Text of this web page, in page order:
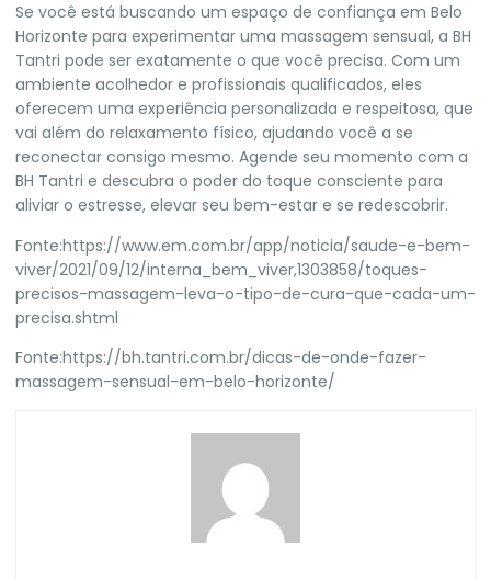
Se você está buscando um espaço de confiança em Belo
Horizonte para experimentar uma massagem sensual, a BH
Tantri pode ser exatamente o que você precisa. Com um
ambiente acolhedor e profissionais qualificados, eles
oferecem uma experiência personalizada e respeitosa, que
vai além do relaxamento físico, ajudando você a se
reconectar consigo mesmo. Agende seu momento com a
BH Tantri e descubra o poder do toque consciente para
aliviar o estresse, elevar seu bem-estar e se redescobrir.
Fonte:https://www.em.com.br/app/noticia/saude-e-bem-
viver/2021/09/12/interna_bem_viver,1303858/toques-
precisos-massagem-leva-o-tipo-de-cura-que-cada-um-
precisa.shtml
Fonte:https://bh.tantri.com.br/dicas-de-onde-fazer-
massagem-sensual-em-belo-horizonte/